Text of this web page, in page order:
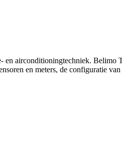
airconditioningtechniek. Belimo
en meters, de configuratie